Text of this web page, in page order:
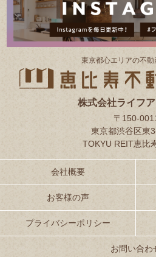
東京都⼼エリアの不動
株式会社ライフ
〒150-
東京都渋谷区東
TOKYU REIT恵比
会社概要
お客様の声
プライバシーポリシー
お問い合わ